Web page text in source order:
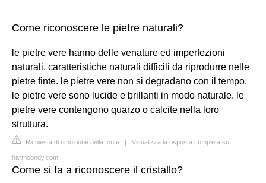
Come riconoscere le pietre naturali?
le pietre vere hanno delle venature ed imperfezioni
naturali, caratteristiche naturali difficili da riprodurre nelle
pietre finte. le pietre vere non si degradano con il tempo.
le pietre vere sono lucide e brillanti in modo naturale. le
pietre vere contengono quarzo o calcite nella loro
struttura.
Richiesta di rimozione della fonte | Visualizza la risposta completa su
harmoondy.com
Come si fa a riconoscere il cristallo?